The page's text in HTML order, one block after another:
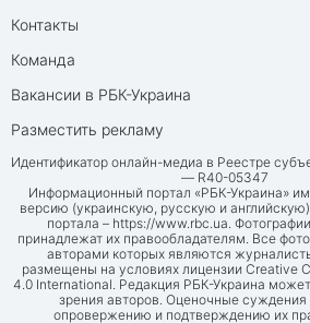
Контакты
Команда
Вакансии в РБК-Украина
Разместить рекламу
Идентификатор онлайн-медиа в Реестре
— R40-05347
Информационный портал «РБК-Украина»
версию (украинскую, русскую и
портала – https://www.rbc.ua.
принадлежат их правообладателям. Все
авторами которых являются
размещены на условиях лицензии Creative
4.0 International. Редакция РБК-Украина может
зрения авторов. Оценочные
опровержению и подтверждению их